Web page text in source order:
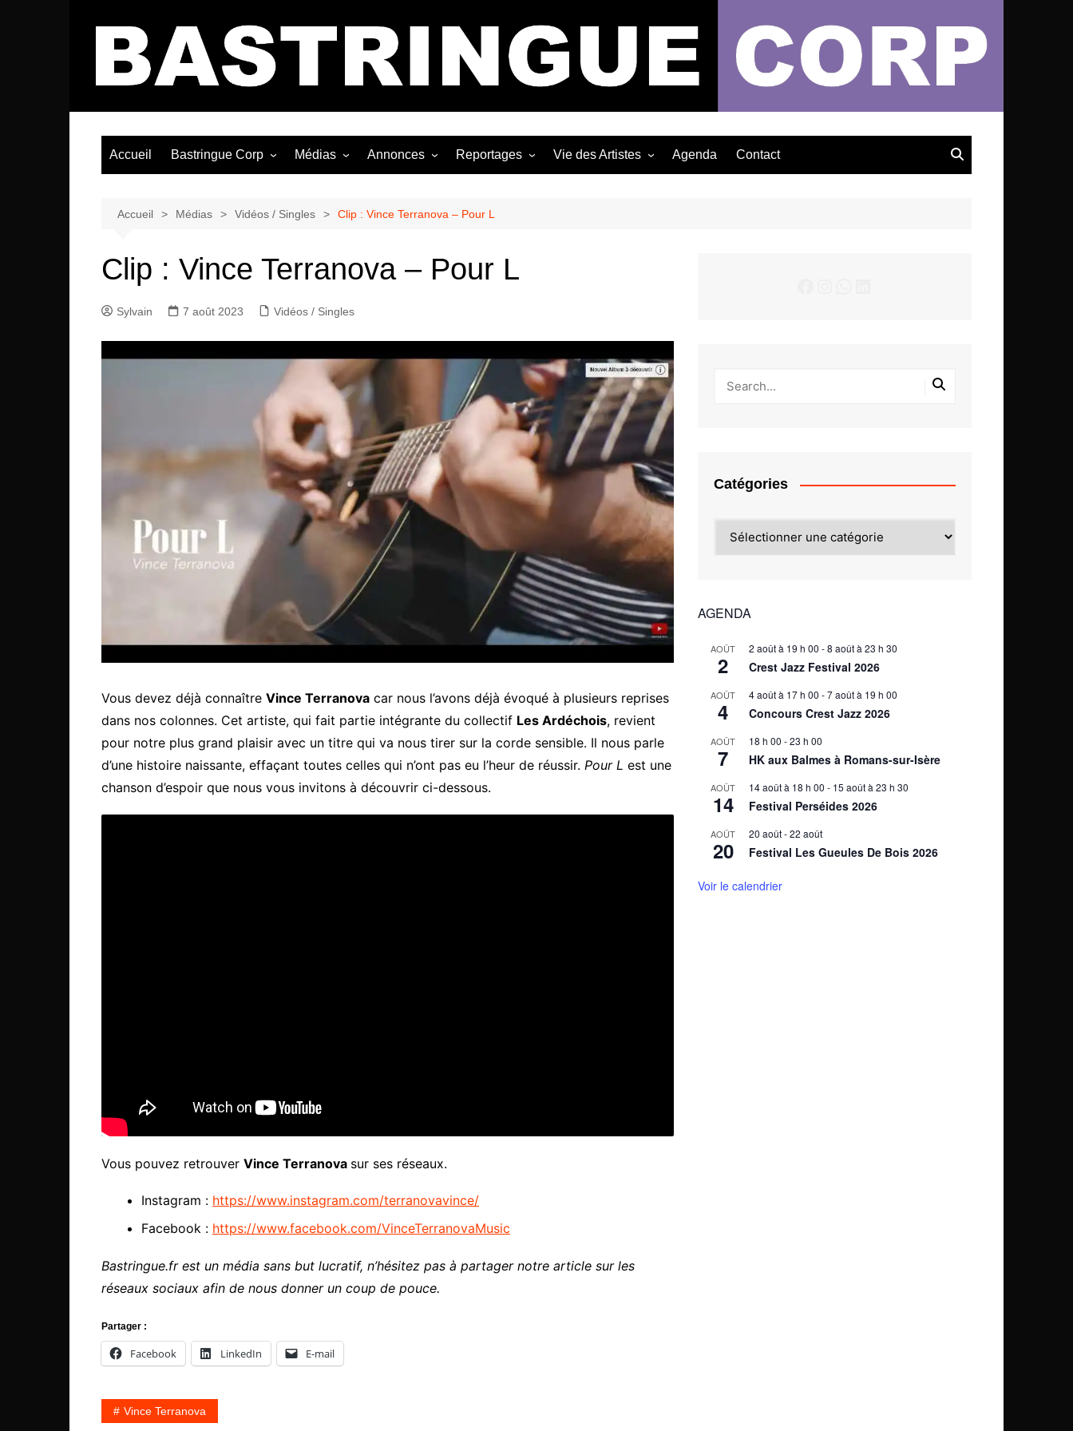
Bastringue Corp – Actualités Musicales
Accueil Bastringue Corp Médias
Albums / EP
Annonces
Les Concerts
Reportages
Photographies
Vie des Artistes Agenda Contact
Accueil Médias Vidéos / Singles Clip : Vince Terranova – Pour L
Clip : Vince Terranova – Pour L
Sylvain 7 août 2023 Vidéos / Singles
Vous devez déjà connaître Vince Terranova car nous l’avons déjà évoqué à plusieurs reprises
dans nos colonnes. Cet artiste, qui fait partie intégrante du collectif Les Ardéchois, revient
pour notre plus grand plaisir avec un titre qui va nous tirer sur la corde sensible. Il nous parle
d’une histoire naissante, effaçant toutes celles qui n’ont pas eu l’heur de réussir. Pour L est une
chanson d’espoir que nous vous invitons à découvrir ci-dessous.
Vous pouvez retrouver Vince Terranova sur ses réseaux.
Instagram : https://www.instagram.com/terranovavince/
Facebook : https://www.facebook.com/VinceTerranovaMusic
Bastringue.fr est un média sans but lucratif, n’hésitez pas à partager notre article sur les
réseaux sociaux afin de nous donner un coup de pouce.
Partager :
Facebook LinkedIn E-mail
Vince Terranova
Catégories
AGENDA
AOÛT
2
2 août à 19 h 00 -8 août à 23 h 30
Crest Jazz Festival 2026
AOÛT
4
4 août à 17 h 00 -7 août à 19 h 00
Concours Crest Jazz 2026
AOÛT
7
18 h 00 -23 h 00
HK aux Balmes à Romans-sur-Isère
AOÛT
14
14 août à 18 h 00 - 15 août à 23 h 30
Festival Perséides 2026
AOÛT
20
20 août-22 août
Festival Les Gueules De Bois 2026
Voir le calendrier